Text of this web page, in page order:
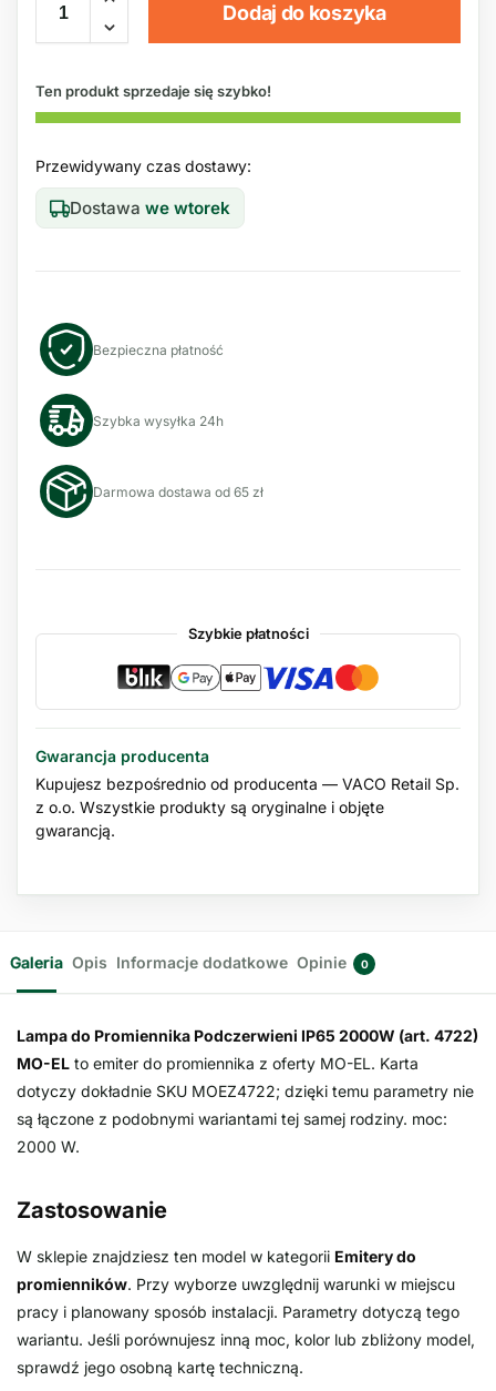
Dodaj do koszyka
Ten produkt sprzedaje się szybko!
Przewidywany czas dostawy:
Dostawa we wtorek
Bezpieczna płatność
Szybka wysyłka 24h
Darmowa dostawa od 65 zł
Szybkie płatności
Gwarancja producenta
Kupujesz bezpośrednio od producenta — VACO Retail Sp.
z o.o. Wszystkie produkty są oryginalne i objęte
gwarancją.
Galeria Opis Informacje dodatkowe Opinie 0
Lampa do Promiennika Podczerwieni IP65 2000W (art. 4722)
MO-EL to emiter do promiennika z oferty MO-EL. Karta
dotyczy dokładnie SKU MOEZ4722; dzięki temu parametry nie
są łączone z podobnymi wariantami tej samej rodziny. moc:
2000 W.
Zastosowanie
W sklepie znajdziesz ten model w kategorii Emitery do
promienników. Przy wyborze uwzględnij warunki w miejscu
pracy i planowany sposób instalacji. Parametry dotyczą tego
wariantu. Jeśli porównujesz inną moc, kolor lub zbliżony model,
sprawdź jego osobną kartę techniczną.